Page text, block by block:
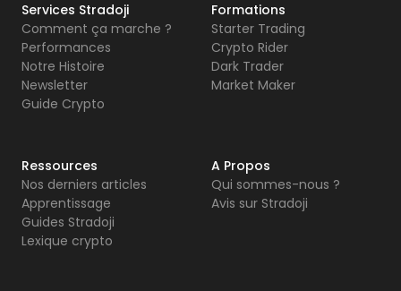
Services Stradoji
Comment ça marche ?
Performances
Notre Histoire
Newsletter
Guide Crypto
Formations
Starter Trading
Crypto Rider
Dark Trader
Market Maker
Ressources
Nos derniers articles
Apprentissage
Guides Stradoji
Lexique crypto
A Propos
Qui sommes-nous ?
Avis sur Stradoji